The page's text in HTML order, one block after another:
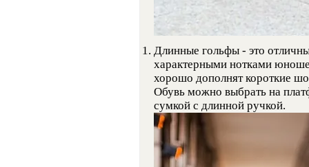
Длинные гольфы - это
характерными нотками
хорошо дополнят короткие
Обувь можно выбрать на
сумкой с длинной ручкой.